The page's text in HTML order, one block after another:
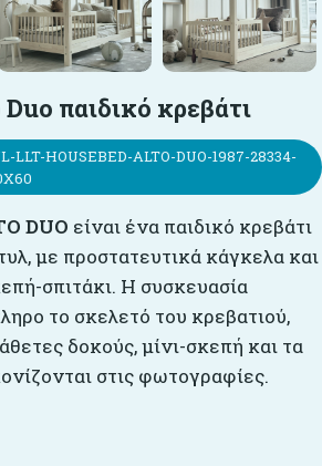
παιδικό κρεβάτι
LLT-HOUSEBED-ALTO-DUO-1987-28334-
DUO είναι ένα παιδικό κρεβάτι
με προστατευτικά κάγκελα και
σπιτάκι. Η συσκευασία
το σκελετό του κρεβατιού,
δοκούς, μίνι-σκεπή και τα
στις φωτογραφίες.